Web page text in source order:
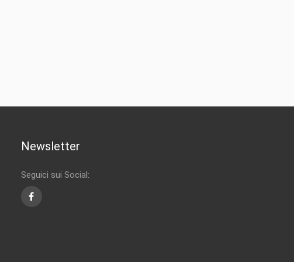
Newsletter
Seguici sui Social:
Facebook